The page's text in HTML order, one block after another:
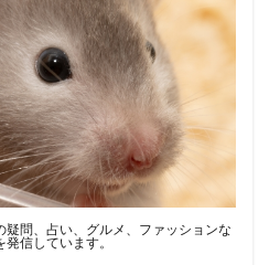
問、占い、グルメ、ファッションな
信しています。